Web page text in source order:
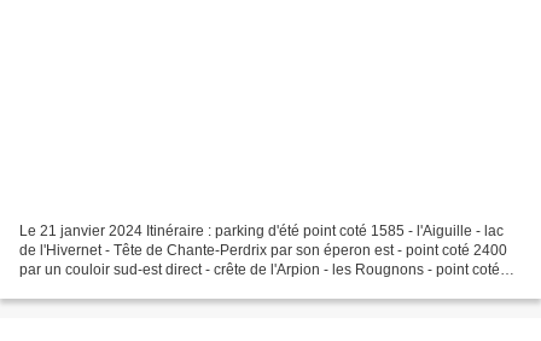
Le 21 janvier 2024 Itinéraire : parking d'été point coté 1585 - l'Aiguille - lac
de l'Hivernet - Tête de Chante-Perdrix par son éperon est - point coté 2400
par un couloir sud-est direct - crête de l'Arpion - les Rougnons - point coté